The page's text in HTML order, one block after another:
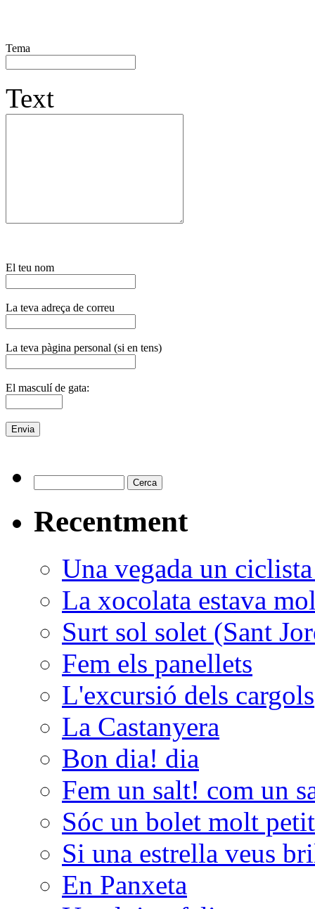
Tema
Text
El teu nom
La teva adreça de correu
La teva pàgina personal (si en tens)
El masculí de gata:
Recentment
Una vegada un
La xocolata estava
Surt sol solet (Sant
Fem els panellets
L'excursió dels cargols
La Castanyera
Bon dia! dia
Fem un salt! com un
Sóc un bolet molt
Si una estrella veus
En Panxeta